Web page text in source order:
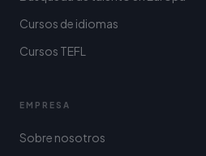
Cursos de idiomas
Cursos TEFL
EMPRESA
Sobre nosotros